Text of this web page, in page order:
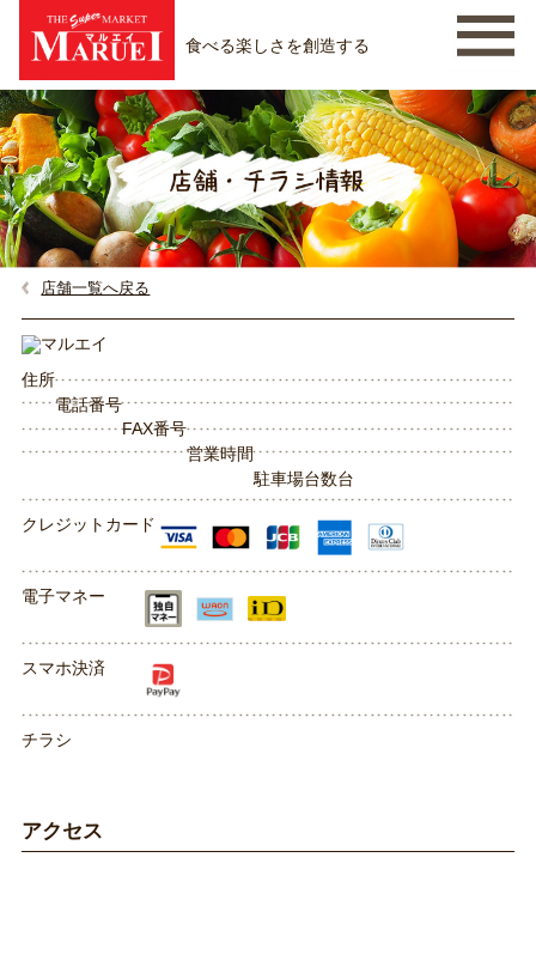
食べる楽しさを創造する
店舗一覧へ戻る
住所
電話番号
FAX番号
営業時間
駐車場台数台
クレジットカード
電子マネー
スマホ決済
チラシ
アクセス